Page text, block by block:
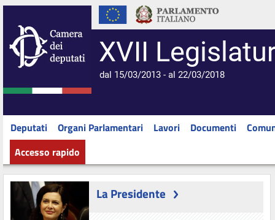
XVII
dal 15/03/2013 - al 22/03/2018
Deputati Organi Parlamentari Lavori Documenti
Accesso rapido
La Presidente